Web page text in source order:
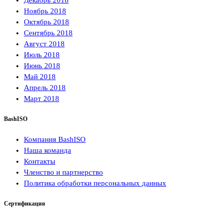
Ноябрь 2018
Октябрь 2018
Сентябрь 2018
Август 2018
Июль 2018
Июнь 2018
Май 2018
Апрель 2018
Март 2018
BashISO
Компания BashISO
Наша команда
Контакты
Членство и партнерство
Политика обработки персональных данных
Сертификация